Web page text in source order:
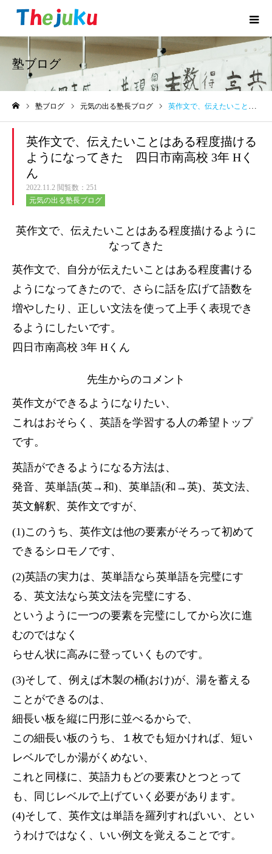
塾ブログ
塾ブログ 元気の出る塾長ブログ 英作文で、伝えたいことはある程度描けるようになってきた 四日市南高校 3年 Hくん
英作文で、伝えたいことはある程度描ける
ようになってきた 四日市南高校 3年 Hく
ん
2022.11.2 閲覧数：251
元気の出る塾長ブログ
英作文で、伝えたいことはある程度描けるように
なってきた
英作文で、自分が伝えたいことはある程度書ける
ようになってきたので、さらに話を広げて語数を
増やしたり、正しい文法を使って上手く表現でき
るようにしたいです。
四日市南高校 3年 Hくん
先生からのコメント
英作文ができるようになりたい、
これはおそらく、英語を学習する人の希望トップ
です。
英語ができるようになる方法は、
発音、英単語(英→和)、英単語(和→英)、英文法、
英文解釈、英作文ですが、
(1)このうち、英作文は他の要素がそろって初めて
できるシロモノです、
(2)英語の実力は、英単語なら英単語を完璧にす
る、英文法なら英文法を完璧にする、
というように一つの要素を完璧にしてから次に進
むのではなく
らせん状に高みに登っていくものです。
(3)そして、例えば木製の桶(おけ)が、湯を蓄える
ことができるのは、
細長い板を縦に円形に並べるからで、
この細長い板のうち、１枚でも短かければ、短い
レベルでしか湯がくめない、
これと同様に、英語力もどの要素ひとつとって
も、同じレベルで上げていく必要があります。
(4)そして、英作文は単語を羅列すればいい、とい
うわけではなく、いい例文を覚えることです。